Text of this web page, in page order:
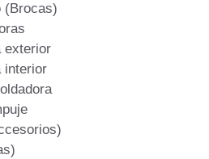
(Brocas)
exterior
interior